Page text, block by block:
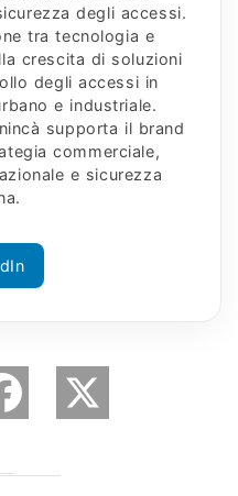
degli accessi.
tra tecnologia e
crescita di soluzioni
degli accessi in
e industriale.
supporta il brand
commerciale,
e sicurezza